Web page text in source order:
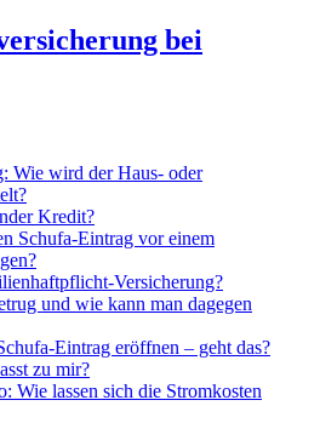
bei
Wie wird der Haus- oder
Kredit?
Schufa-Eintrag vor einem
Versicherung?
und wie kann man dagegen
Eintrag eröffnen – geht das?
zu mir?
Wie lassen sich die Stromkosten